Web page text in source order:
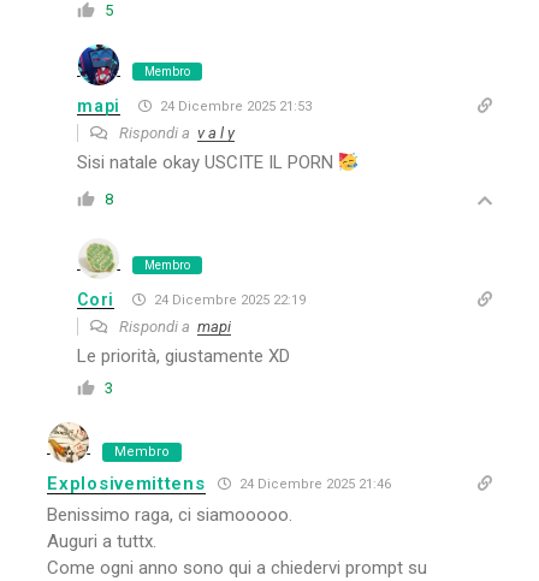
5
Membro
mapi 24 Dicembre 2025 21:53
Rispondi av a l y
Sisi natale okay USCITE IL PORN
8
Membro
Cori 24 Dicembre 2025 22:19
Rispondi amapi
Le priorità, giustamente XD
3
Membro
Explosivemittens 24 Dicembre 2025 21:46
Benissimo raga, ci siamooooo.
Auguri a tuttx.
Come ogni anno sono qui a chiedervi prompt su